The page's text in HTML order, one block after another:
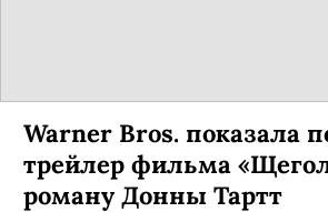
Warner Bros. показала
трейлер фильма
роману Донны Тартт